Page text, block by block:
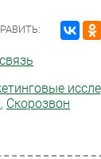
, Скорозвон